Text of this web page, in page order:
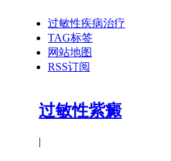
过敏性疾病治疗
TAG标签
网站地图
RSS订阅
过敏性紫癜
|